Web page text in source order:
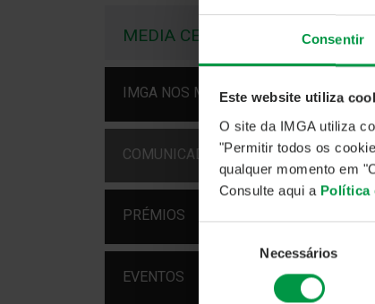
Consentir
Este website utiliza
O site da IMGA utiliza
"Permitir todos os
qualquer momento em
Consulte aqui a Política
de
consentimento
Necessários
MEDIA CENTER
IMGA NOS MEDIA
COMUNICADOS
PRÉMIOS
EVENTOS